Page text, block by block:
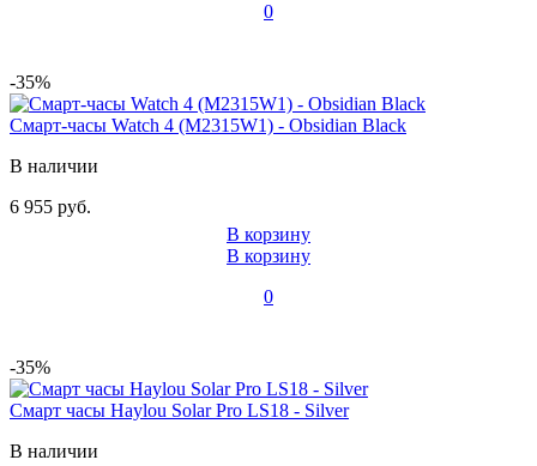
0
-35%
Смарт-часы Watch 4 (M2315W1) - Obsidian Black
В наличии
6 955 руб.
В корзину
В корзину
0
-35%
Смарт часы Haylou Solar Pro LS18 - Silver
В наличии